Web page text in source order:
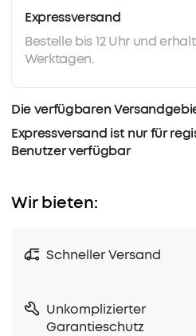
Expressversand
Bestelle bis 12 Uhr und
Werktagen.
Die verfügbaren
Expressversand ist nur für
Benutzer verfügbar
Wir bieten:
Schneller Versand
Unkomplizierter
Garantieschutz